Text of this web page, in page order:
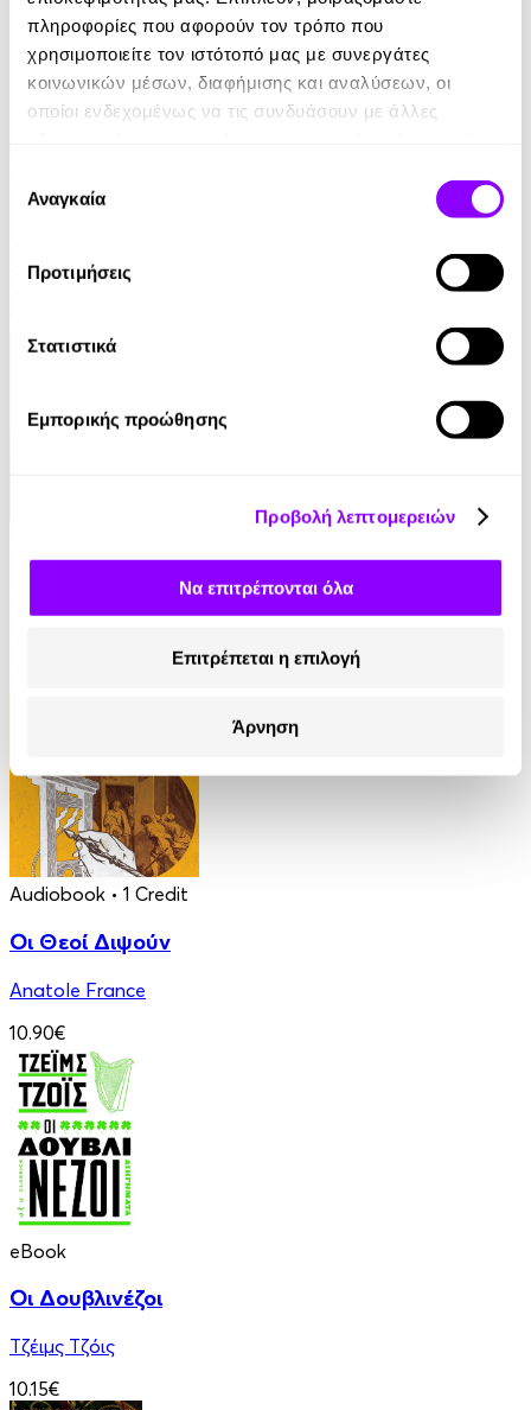
πληροφορίες που αφορούν τον τρόπο που
χρησιμοποιείτε τον ιστότοπό μας με συνεργάτες
κοινωνικών μέσων, διαφήμισης και αναλύσεων, οι
οποίοι ενδεχομένως να τις συνδυάσουν με άλλες
των υπηρεσιών τους.
συγκατάθεσης
Αναγκαία
Προτιμήσεις
Στατιστικά
Εμπορικής προώθησης
Προβολή λεπτομερειών
Να επιτρέπονται όλα
Επιτρέπεται η επιλογή
Άρνηση
Yael Van Der Wouden
Ο Τελευταίος των Μοϊκανών
Audiobook • 1 Credit
Οι Θεοί Διψούν
Anatole France
10.90€
eBook
Οι Δουβλινέζοι
Τζέιμς Τζόις
10.15€